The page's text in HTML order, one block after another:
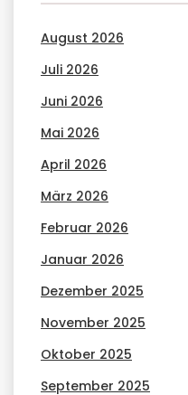
August 2026
Juli 2026
Juni 2026
Mai 2026
April 2026
März 2026
Februar 2026
Januar 2026
Dezember 2025
November 2025
Oktober 2025
September 2025